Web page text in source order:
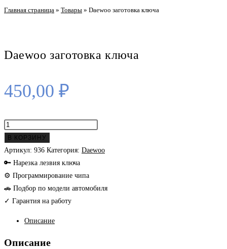
Главная страница » Товары » Daewoo заготовка ключа
Daewoo заготовка ключа
450,00 ₽
Количество
товара
Daewoo
заготовка
ключа
В КОРЗИНУ
Артикул: 936 Категория: Daewoo
🔑 Нарезка лезвия ключа
⚙ Программирование чипа
🚗 Подбор по модели автомобиля
✓ Гарантия на работу
Описание
Описание